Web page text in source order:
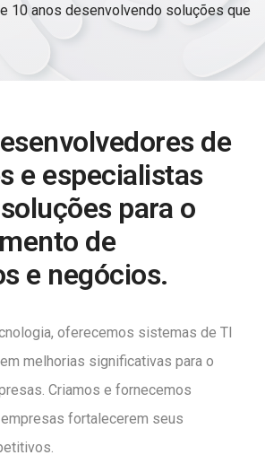
10 anos desenvolvendo soluções que
de
e especialistas
para o
de
e negócios.
oferecemos sistemas de TI
melhorias significativas para o
Criamos e fornecemos
fortalecerem seus